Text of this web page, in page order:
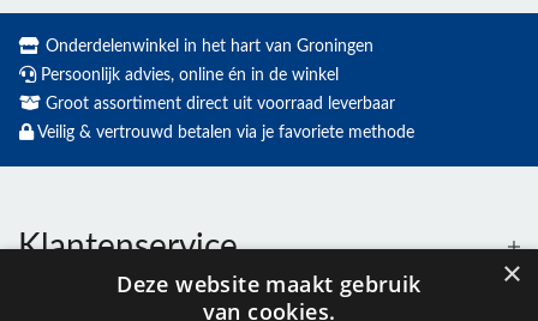
Onderdelenwinkel in het hart van Groningen
Persoonlijk advies, online én in de winkel
Groot assortiment direct uit voorraad leverbaar
Veilig & vertrouwd betalen via je favoriete methode
Klantenservice
×
Deze website maakt gebruik
van cookies.